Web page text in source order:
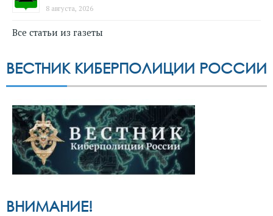
8 августа, 2026
Все статьи из газеты
ВЕСТНИК КИБЕРПОЛИЦИИ РОССИИ
ВНИМАНИЕ!